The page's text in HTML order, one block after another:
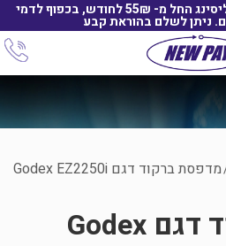
מכשירים מחודשים: בשיטת ליסינג החל מ- 55₪ לחודש, בכפוף לדמי
ניתן לשלם בהוראת קבע
מדפסת ברקוד דגם Godex EZ2250i
מדפסת ברקוד דגם Godex